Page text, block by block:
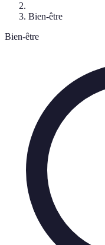
Bien-être
Bien-être